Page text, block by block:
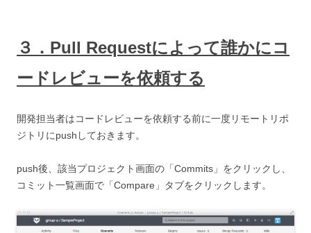
３．Pull Requestによって誰かにコ
ードレビューを依頼する
開発担当者はコードレビューを依頼する前に一度リモートリポ
ジトリにpushしておきます。
push後、該当プロジェクト画面の「Commits」をクリックし、
コミット一覧画面で「Compare」タブをクリックします。